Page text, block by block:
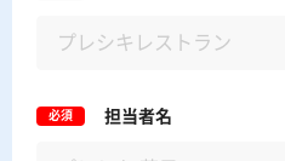
必須 担当者名